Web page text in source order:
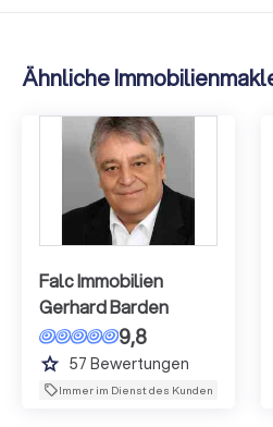
Ähnliche
Falc Immobilien
Gerhard Barden
9,8
grade 57 Bewertungen
Immer im Dienst des Kunden